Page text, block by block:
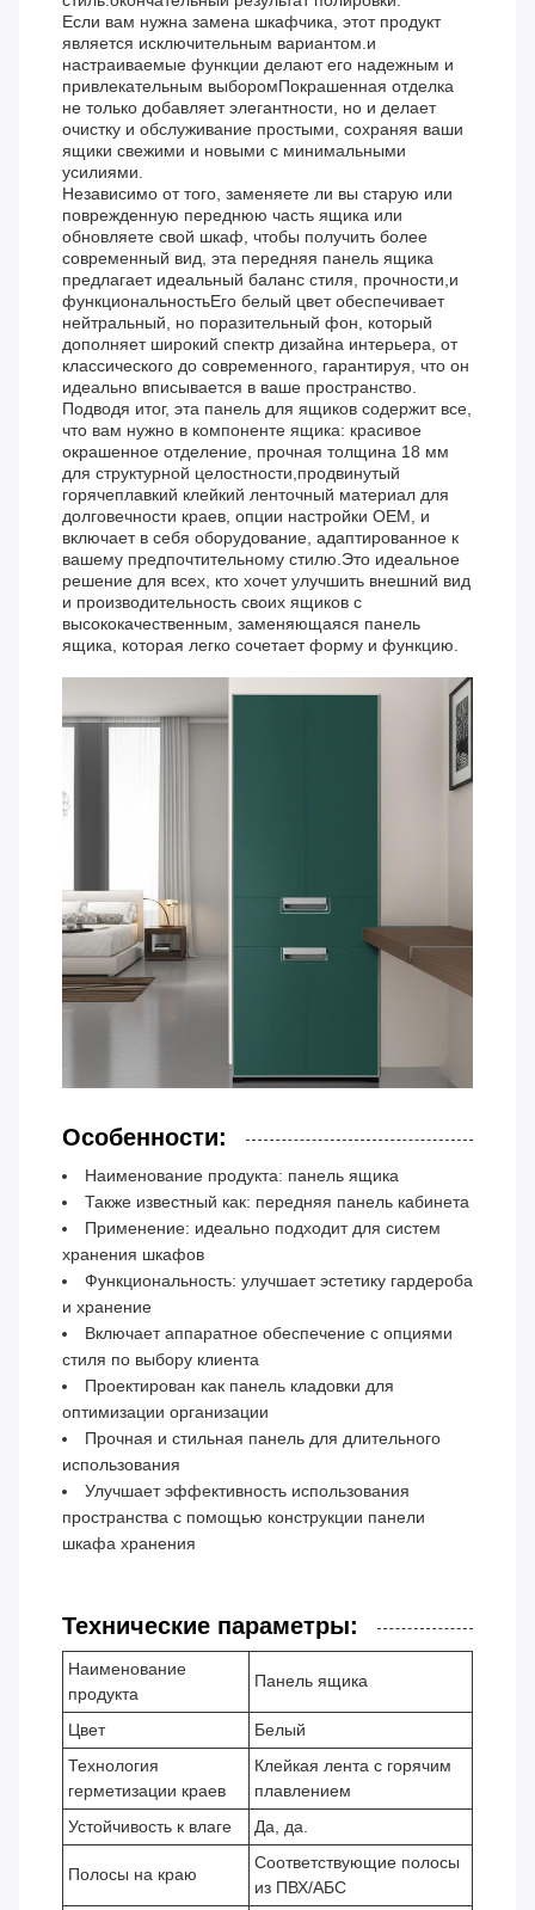
Если вам нужна замена шкафчика, этот продукт
является исключительным вариантом.и
настраиваемые функции делают его надежным и
привлекательным выборомПокрашенная отделка
не только добавляет элегантности, но и делает
очистку и обслуживание простыми, сохраняя ваши
ящики свежими и новыми с минимальными
усилиями.
Независимо от того, заменяете ли вы старую или
поврежденную переднюю часть ящика или
обновляете свой шкаф, чтобы получить более
современный вид, эта передняя панель ящика
предлагает идеальный баланс стиля, прочности,и
функциональностьЕго белый цвет обеспечивает
нейтральный, но поразительный фон, который
дополняет широкий спектр дизайна интерьера, от
классического до современного, гарантируя, что он
идеально вписывается в ваше пространство.
Подводя итог, эта панель для ящиков содержит все,
что вам нужно в компоненте ящика: красивое
окрашенное отделение, прочная толщина 18 мм
для структурной целостности,продвинутый
горячеплавкий клейкий ленточный материал для
долговечности краев, опции настройки OEM, и
включает в себя оборудование, адаптированное к
вашему предпочтительному стилю.Это идеальное
решение для всех, кто хочет улучшить внешний вид
и производительность своих ящиков с
высококачественным, заменяющаяся панель
ящика, которая легко сочетает форму и функцию.
Особенности:
Наименование продукта: панель ящика
Также известный как: передняя панель кабинета
Применение: идеально подходит для систем
хранения шкафов
Функциональность: улучшает эстетику гардероба
и хранение
Включает аппаратное обеспечение с опциями
стиля по выбору клиента
Проектирован как панель кладовки для
оптимизации организации
Прочная и стильная панель для длительного
использования
Улучшает эффективность использования
пространства с помощью конструкции панели
шкафа хранения
Технические параметры:
Наименование
продукта
Панель ящика
Цвет
Белый
Технология
герметизации краев
Клейкая лента с горячим
плавлением
Устойчивость к влаге
Да, да.
Полосы на краю
Соответствующие полосы
из ПВХ/АБС